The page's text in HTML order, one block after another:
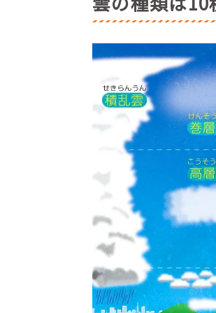
・積雲（せきうん）：
●名前からわかる雲の
●見れたらラッキー
・レンズ雲
・穴あき雲
・ケルビン・ヘルム